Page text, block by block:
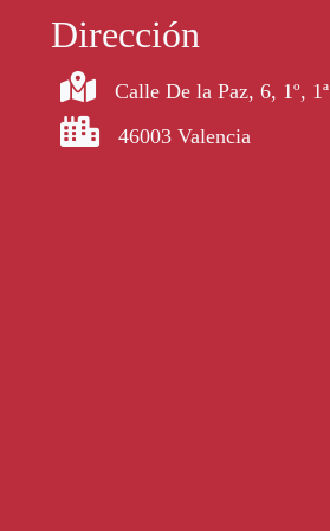
Dirección
Calle De la Paz, 6, 1º, 1ª
46003 Valencia